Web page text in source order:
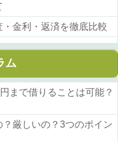
金利・返済を徹底比較
ム
まで借りることは可能？
厳しいの？3つのポイン